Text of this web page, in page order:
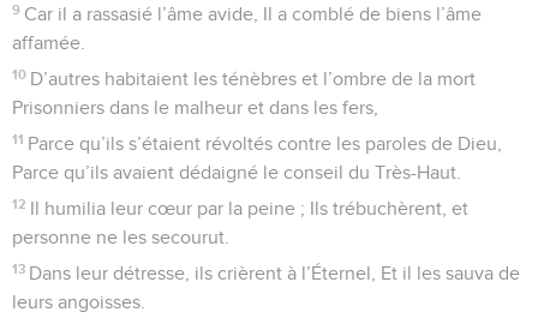
9 Car il a rassasié l’âme avide, Il a comblé de biens l’âme
affamée.
10 D’autres habitaient les ténèbres et l’ombre de la mort
Prisonniers dans le malheur et dans les fers,
11 Parce qu’ils s’étaient révoltés contre les paroles de Dieu,
Parce qu’ils avaient dédaigné le conseil du Très-Haut.
12 Il humilia leur cœur par la peine ; Ils trébuchèrent, et
personne ne les secourut.
13 Dans leur détresse, ils crièrent à l’Éternel, Et il les sauva de
leurs angoisses.